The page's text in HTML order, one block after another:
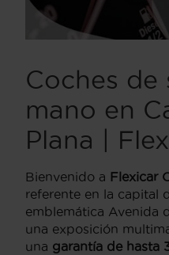
Coches de
mano en
Plana |
Bienvenido a Flexicar
referente en la capital
emblemática Avenida
una exposición
una garantía de hasta